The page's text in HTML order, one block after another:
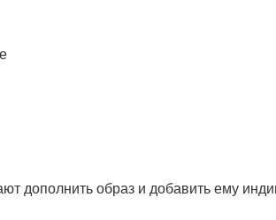
дополнить образ и добавить ему